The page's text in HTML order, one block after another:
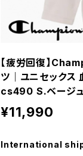
【疲労回復】
ツ｜ユニセック
cs490 S.ベージュ
¥11,990
International